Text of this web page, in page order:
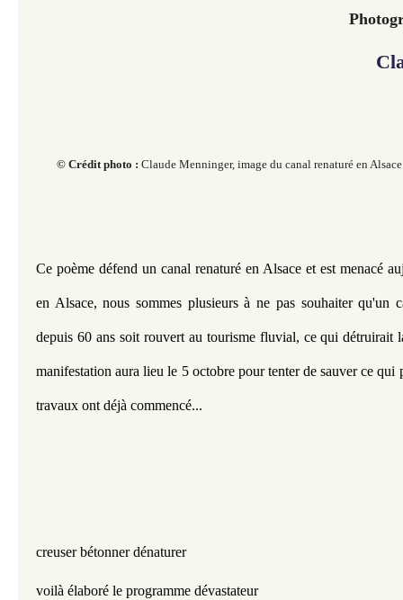
© Crédit photo : Claude Menninger, image du canal renaturé en
Ce poème défend un canal renaturé en Alsace et est menacé
en Alsace, nous sommes plusieurs à ne pas souhaiter qu'un
depuis 60 ans soit rouvert au tourisme fluvial, ce qui détruirait
manifestation aura lieu le 5 octobre pour tenter de sauver ce qui
travaux ont déjà commencé...
creuser bétonner dénaturer
voilà élaboré le programme dévastateur